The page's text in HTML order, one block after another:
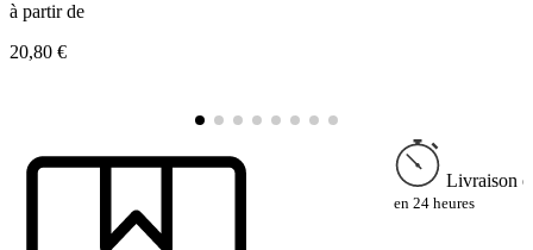
à partir de
20,80 €
Livraison
en 24 heures